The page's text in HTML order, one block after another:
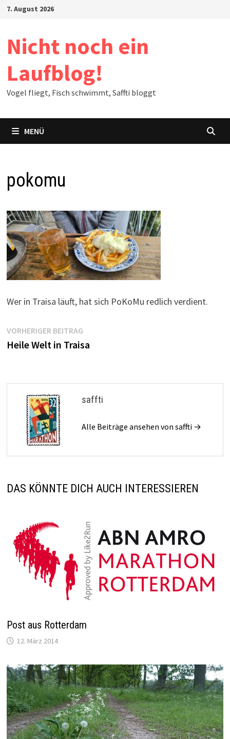
Zum7. August 2026
Nicht noch ein
Laufblog!
Vogel fliegt, Fisch schwimmt, Saffti bloggt
MENÜ
pokomu
Wer in Traisa läuft, hat sich PoKoMu redlich verdient.
Beitragsnavigation
VORHERIGER BEITRAGVorheriger
Beitrag:
Heile Welt in Traisa
saffti
Alle Beiträge ansehen von saffti →
DAS KÖNNTE DICH AUCH INTERESSIEREN
Post aus Rotterdam
12. März 2014